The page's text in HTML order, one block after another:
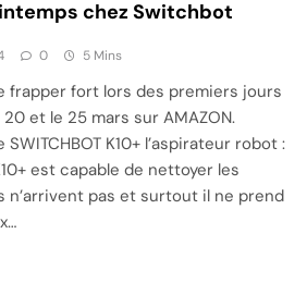
chez Switchbot
0 5 Mins
frapper fort lors des premiers jours
et le 25 mars sur AMAZON.
K10+ l’aspirateur robot :
est capable de nettoyer les
n’arrivent pas et surtout il ne prend